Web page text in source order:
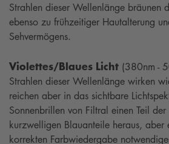
Strahlen dieser Wellenlänge bräunen
ebenso zu frühzeitiger Hautalterung
Sehvermögens.
Violettes/Blaues Licht (380nm -
Strahlen dieser Wellenlänge wirken
reichen aber in das sichtbare
Sonnenbrillen von Filtral einen Teil
kurzwelligen Blauanteile heraus, aber
korrekten Farbwiedergabe